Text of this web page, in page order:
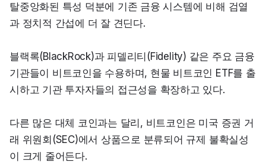
탈중앙화된 특성 덕분에 기존 금융 시스템에 비해 검열
과 정치적 간섭에 더 잘 견딘다.
블랙록(BlackRock)과 피델리티(Fidelity) 같은 주요 금융
기관들이 비트코인을 수용하며, 현물 비트코인 ETF를 출
시하고 기관 투자자들의 접근성을 확장하고 있다.
다른 많은 대체 코인과는 달리, 비트코인은 미국 증권 거
래 위원회(SEC)에서 상품으로 분류되어 규제 불확실성
이 크게 줄어든다.